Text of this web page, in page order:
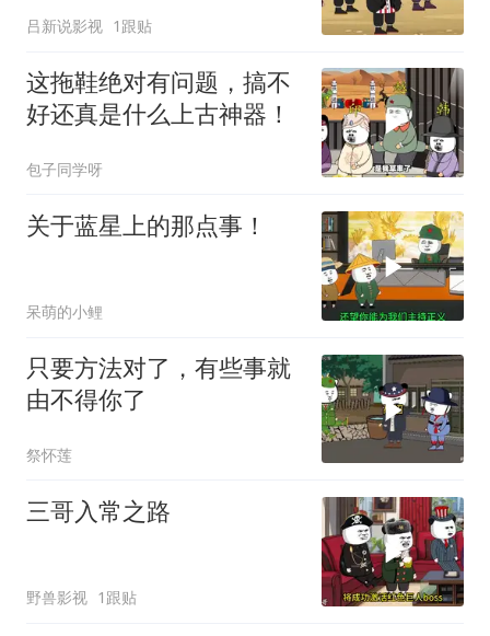
吕新说影视 1跟贴
这拖鞋绝对有问题，搞不
好还真是什么上古神器！
包子同学呀
关于蓝星上的那点事！
呆萌的小鲤
只要方法对了，有些事就
由不得你了
祭怀莲
三哥入常之路
野兽影视 1跟贴